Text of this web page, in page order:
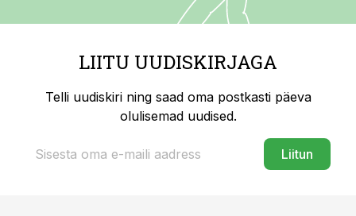
LIITU UUDISKIRJAGA
Telli uudiskiri ning saad oma postkasti päeva
olulisemad uudised.
Liitun